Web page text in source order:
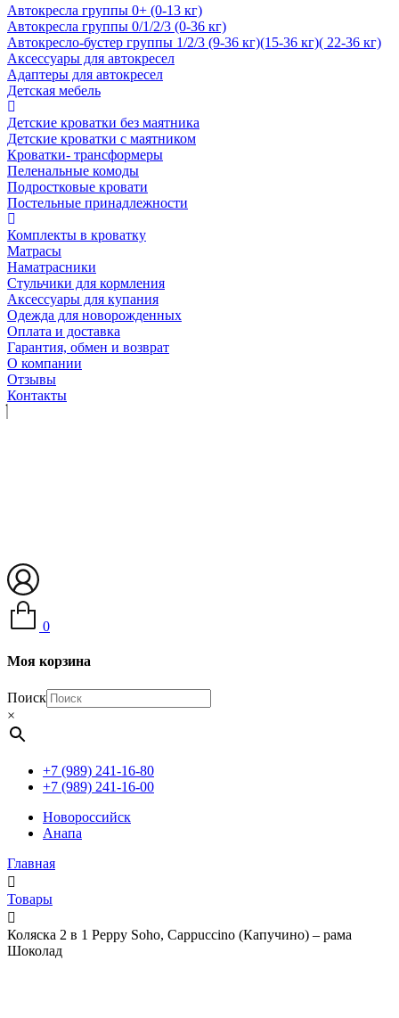
Автокресла группы 0+ (0-13 кг)
Автокресла группы 0/1/2/3 (0-36 кг)
Автокресло-бустер группы 1/2/3 (9-36 кг)(15-36 кг)( 22-36 кг)
Аксессуары для автокресел
Адаптеры для автокресел
Детская мебель
Детские кроватки без маятника
Детские кроватки с маятником
Кроватки- трансформеры
Пеленальные комоды
Подростковые кровати
Постельные принадлежности
Комплекты в кроватку
Матрасы
Наматрасники
Стульчики для кормления
Аксессуары для купания
Одежда для новорожденных
Оплата и доставка
Гарантия, обмен и возврат
О компании
Отзывы
Контакты
0
Моя корзина
Поиск
×
+7 (989) 241-16-80
+7 (989) 241-16-00
Новороссийск
Анапа
Главная
Товары
Коляска 2 в 1 Peppy Soho, Cappuccino (Капучино) – рама
Шоколад